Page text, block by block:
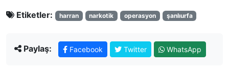
Etiketler: harran narkotik operasyon şanlıurfa
Paylaş: Facebook Twitter WhatsApp